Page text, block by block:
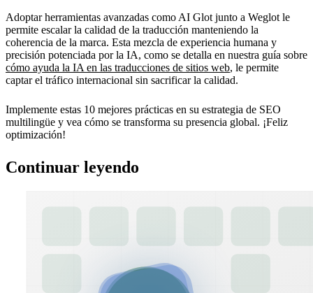
Adoptar herramientas avanzadas como AI Glot junto a Weglot le
permite escalar la calidad de la traducción manteniendo la
coherencia de la marca. Esta mezcla de experiencia humana y
precisión potenciada por la IA, como se detalla en nuestra guía sobre
cómo ayuda la IA en las traducciones de sitios web, le permite
captar el tráfico internacional sin sacrificar la calidad.
Implemente estas 10 mejores prácticas en su estrategia de SEO
multilingüe y vea cómo se transforma su presencia global. ¡Feliz
optimización!
Continuar leyendo